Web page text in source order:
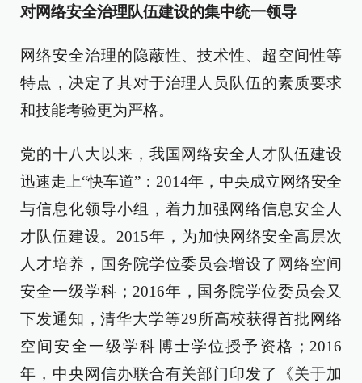
对网络安全治理队伍建设的集中统一领导
网络安全治理的隐蔽性、技术性、超空间性等
特点，决定了其对于治理人员队伍的素质要求
和技能考验更为严格。
党的十八大以来，我国网络安全人才队伍建设
迅速走上“快车道”：2014年，中央成立网络安全
与信息化领导小组，着力加强网络信息安全人
才队伍建设。2015年，为加快网络安全高层次
人才培养，国务院学位委员会增设了网络空间
安全一级学科；2016年，国务院学位委员会又
下发通知，清华大学等29所高校获得首批网络
空间安全一级学科博士学位授予资格；2016
年，中央网信办联合有关部门印发了《关于加